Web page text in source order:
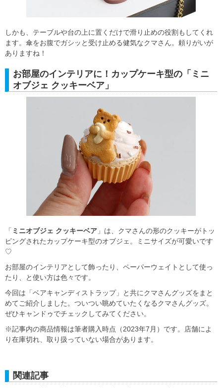
しかも、テーブルや台の上に置くだけで滑り止めの役割もしてくれ
ます。傘をお腹でガシッと受け止める健気なクマさん。頼りがいが
ありますね！
お部屋のインテリアに！カップケーキ型の「ミニ
オブジェ クッキーベア」
「 ミニオブジェ クッキーベア 」は、クマさんの形のクッキーがトッ
ピングされたカップケーキ型のオブジェ。ミニサイズが可愛いです
♡
お部屋のインテリアとして飾ったり、ペーパーウェイトとして使っ
たり、と使い方は色々です。
今回は「ベアキャンディストラップ」と共にクマさんグッズをまと
めてご紹介しました。ついつい眺めていたくなるクマさんグッズ。
ぜひキャンドゥでチェックしてみてください。
※記事内の商品情報は筆者購入時点（2023年7月）です。店舗によ
り在庫切れ、取り扱っていない場合があります。
関連記事